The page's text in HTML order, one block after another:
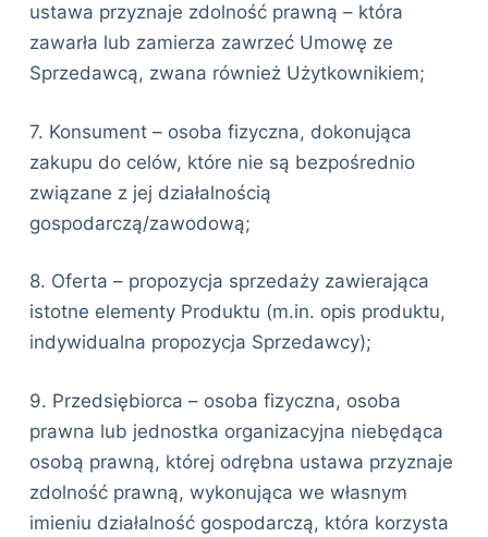
ustawa przyznaje zdolność prawną – która
zawarła lub zamierza zawrzeć Umowę ze
Sprzedawcą, zwana również Użytkownikiem;
7. Konsument – osoba fizyczna, dokonująca
zakupu do celów, które nie są bezpośrednio
związane z jej działalnością
gospodarczą/zawodową;
8. Oferta – propozycja sprzedaży zawierająca
istotne elementy Produktu (m.in. opis produktu,
indywidualna propozycja Sprzedawcy);
9. Przedsiębiorca – osoba fizyczna, osoba
prawna lub jednostka organizacyjna niebędąca
osobą prawną, której odrębna ustawa przyznaje
zdolność prawną, wykonująca we własnym
imieniu działalność gospodarczą, która korzysta